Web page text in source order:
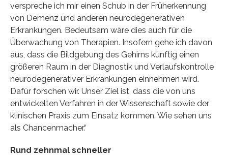
verspreche ich mir einen Schub in der Früherkennung
von Demenz und anderen neurodegenerativen
Erkrankungen. Bedeutsam wäre dies auch für die
Überwachung von Therapien. Insofern gehe ich davon
aus, dass die Bildgebung des Gehirns künftig einen
größeren Raum in der Diagnostik und Verlaufskontrolle
neurodegenerativer Erkrankungen einnehmen wird.
Dafür forschen wir. Unser Ziel ist, dass die von uns
entwickelten Verfahren in der Wissenschaft sowie der
klinischen Praxis zum Einsatz kommen. Wie sehen uns
als Chancenmacher.“
Rund zehnmal schneller